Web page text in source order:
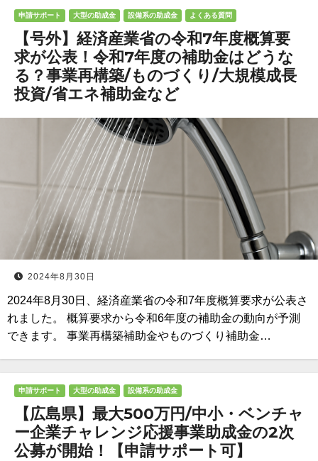
申請サポート 大型の助成金 設備系の助成金 よくある質問
【号外】経済産業省の令和7年度概算要
求が公表！令和7年度の補助金はどうな
る？事業再構築/ものづくり/大規模成長
投資/省エネ補助金など
2024年8月30日
2024年8月30日、経済産業省の令和7年度概算要求が公表さ
れました。 概算要求から令和6年度の補助金の動向が予測
できます。 事業再構築補助金やものづくり補助金…
申請サポート 大型の助成金 設備系の助成金
【広島県】最大500万円/中小・ベンチャ
ー企業チャレンジ応援事業助成金の2次
公募が開始！【申請サポート可】